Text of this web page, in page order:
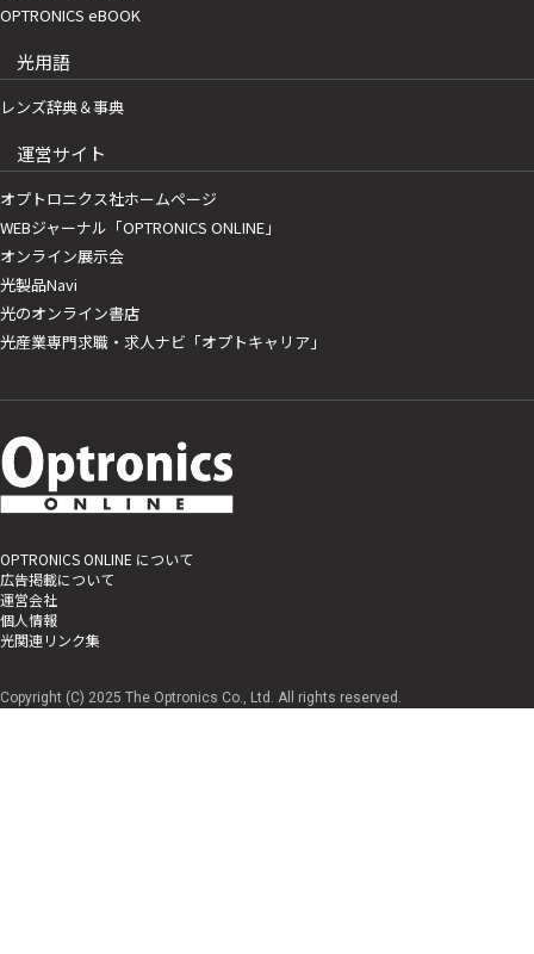
OPTRONICS eBOOK
光用語
レンズ辞典＆事典
運営サイト
オプトロニクス社ホームページ
WEBジャーナル「OPTRONICS ONLINE」
オンライン展示会
光製品Navi
光のオンライン書店
光産業専門求職・求人ナビ「オプトキャリア」
OPTRONICS ONLINE について
広告掲載について
運営会社
個人情報
光関連リンク集
Copyright (C) 2025 The Optronics Co., Ltd. All rights reserved.